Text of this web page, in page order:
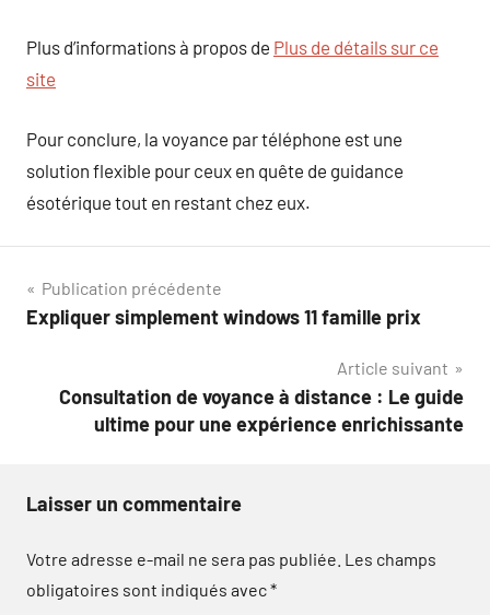
Plus d’informations à propos de Plus de détails sur ce
site
Pour conclure, la voyance par téléphone est une
solution flexible pour ceux en quête de guidance
ésotérique tout en restant chez eux.
Navigation
de
Publication précédente
Expliquer simplement windows 11 famille prix
Article suivant
Consultation de voyance à distance : Le guide
ultime pour une expérience enrichissante
Laisser un commentaire
Votre adresse e-mail ne sera pas publiée. Les champs
obligatoires sont indiqués avec*